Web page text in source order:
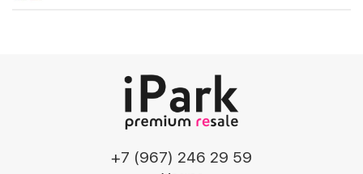
+7 (967) 246 29 59